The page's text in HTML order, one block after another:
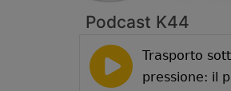
Podcast K44